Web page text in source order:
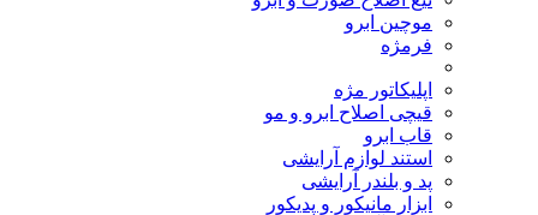
موچین ابرو
فرمژه
اپلیکاتور مژه
قیچی اصلاح ابرو و مو
قاب ابرو
استند لوازم آرایشی
پد و بلندر آرایشی
ابزار مانیکور و پدیکور